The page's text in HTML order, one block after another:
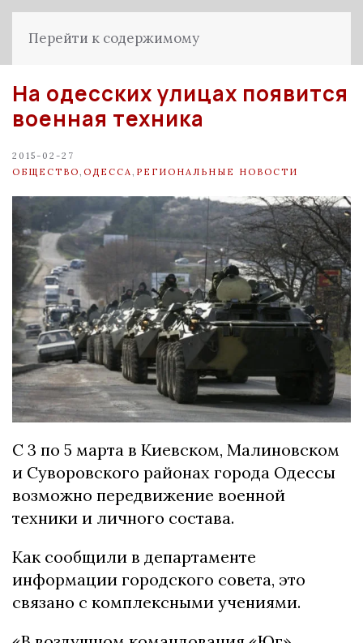
Перейти к содержимому
На одесских улицах появится
военная техника
2015-02-27
ОБЩЕСТВО ОДЕССА РЕГИОНАЛЬНЫЕ НОВОСТИ
С 3 по 5 марта в Киевском, Малиновском
и Суворовского районах города Одессы
возможно передвижение военной
техники и личного состава.
Как сообщили в департаменте
информации городского совета, это
связано с комплексными учениями.